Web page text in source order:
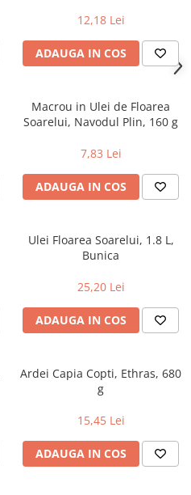
12,18 Lei
ADAUGA IN COS
Macrou in Ulei de Floarea
Soarelui, Navodul Plin, 160 g
7,83 Lei
ADAUGA IN COS
Ulei Floarea Soarelui, 1.8 L,
Bunica
25,20 Lei
ADAUGA IN COS
Ardei Capia Copti, Ethras, 680
g
15,45 Lei
ADAUGA IN COS